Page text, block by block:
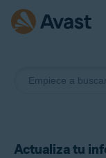
Actualiza tu